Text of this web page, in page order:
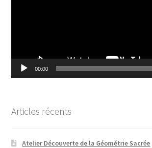
00:00
Articles récents
Atelier Découverte de la Géométrie Sacrée